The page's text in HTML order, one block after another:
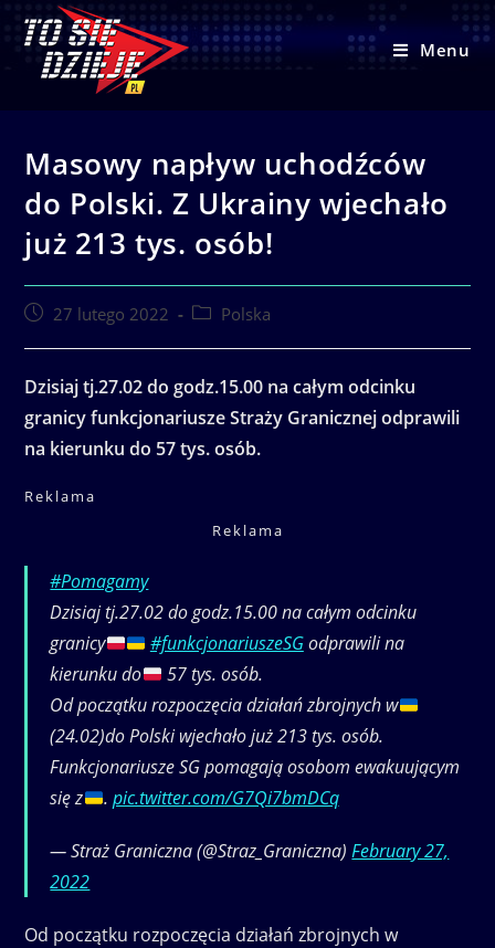
content
Menu
Masowy napływ uchodźców
do Polski. Z Ukrainy wjechało
już 213 tys. osób!
Post27 lutego 2022
PostPolska
Dzisiaj tj.27.02 do godz.15.00 na całym odcinku
granicy funkcjonariusze Straży Granicznej odprawili
na kierunku do 57 tys. osób.
Reklama
Reklama
#Pomagamy
Dzisiaj tj.27.02 do godz.15.00 na całym odcinku
granicy
#funkcjonariuszeSGodprawili na
kierunku do
57 tys. osób.
Od początku rozpoczęcia działań zbrojnych w
(24.02)do Polski wjechało już 213 tys. osób.
Funkcjonariusze SG pomagają osobom ewakuującym
się z
. pic.twitter.com/G7Qi7bmDCq
— Straż Graniczna (@Straz_Graniczna)February 27,
2022
Od początku rozpoczęcia działań zbrojnych w